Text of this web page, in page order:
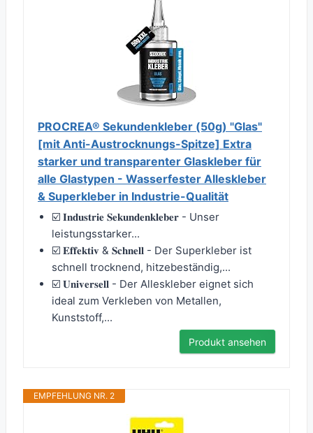
PROCREA® Sekundenkleber (50g) "Glas"
[mit Anti-Austrocknungs-Spitze] Extra
starker und transparenter Glaskleber für
alle Glastypen - Wasserfester Alleskleber
& Superkleber in Industrie-Qualität
☑️ 𝐈𝐧𝐝𝐮𝐬𝐭𝐫𝐢𝐞 𝐒𝐞𝐤𝐮𝐧𝐝𝐞𝐧𝐤𝐥𝐞𝐛𝐞𝐫 - Unser
leistungsstarker...
☑️ 𝐄𝐟𝐟𝐞𝐤𝐭𝐢𝐯 & 𝐒𝐜𝐡𝐧𝐞𝐥𝐥 - Der Superkleber ist
schnell trocknend, hitzebeständig,...
☑️ 𝐔𝐧𝐢𝐯𝐞𝐫𝐬𝐞𝐥𝐥 - Der Alleskleber eignet sich
ideal zum Verkleben von Metallen,
Kunststoff,...
Produkt ansehen
EMPFEHLUNG NR. 2